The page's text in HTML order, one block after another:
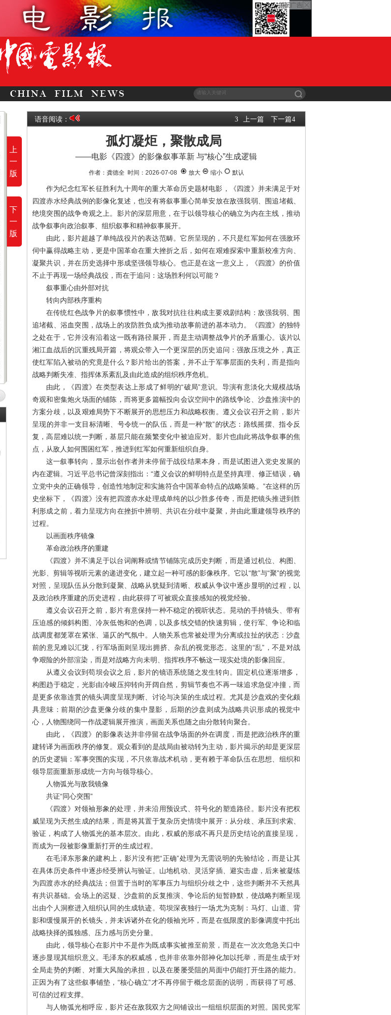
上
一
版
下
一
版
语音阅读： 3 上一篇 下一篇4
孤灯凝炬，聚散成局
——电影《四渡》的影像叙事革新 与“核心”生成逻辑
作者：龚德全 时间：2026-07-08 放大 缩小 默认
作为纪念红军长征胜利九十周年的重大革命历史题材电影，《四渡》并未满足于对
四渡赤水经典战例的影像化复述，也没有将叙事重心简单安放在敌强我弱、围追堵截、
绝境突围的战争奇观之上。影片的深层用意，在于以领导核心的确立为内在主线，推动
战争叙事向政治叙事、组织叙事和精神叙事展开。
由此，影片超越了单纯战役片的表达范畴。它所呈现的，不只是红军如何在强敌环
伺中赢得战略主动，更是中国革命在重大挫折之后，如何在艰难探索中重新校准方向、
凝聚共识，并在历史选择中形成坚强领导核心。也正是在这一意义上，《四渡》的价值
不止于再现一场经典战役，而在于追问：这场胜利何以可能？
叙事重心由外部对抗
转向内部秩序重构
在传统红色战争片的叙事惯性中，敌我对抗往往构成主要戏剧结构：敌强我弱、围
追堵截、浴血突围，战场上的攻防胜负成为推动故事前进的基本动力。《四渡》的独特
之处在于，它并没有沿着这一既有路径展开，而是主动调整战争片的矛盾重心。该片以
湘江血战后的沉重残局开篇，将观众带入一个更深层的历史追问：强敌压境之外，真正
使红军陷入被动的究竟是什么？影片给出的答案，并不止于军事层面的失利，而是指向
战略判断失准、指挥体系紊乱及由此造成的组织秩序危机。
由此，《四渡》在类型表达上形成了鲜明的“破局”意识。导演有意淡化大规模战场
奇观和密集炮火场面的铺陈，而将更多篇幅投向会议空间中的路线争论、沙盘推演中的
方案分歧，以及艰难局势下不断展开的思想压力和战略权衡。遵义会议召开之前，影片
呈现的并非一支目标清晰、号令统一的队伍，而是一种“散”的状态：路线摇摆、指令反
复，高层难以统一判断，基层只能在频繁变化中被迫应对。影片也由此将战争叙事的焦
点，从敌人如何围困红军，推进到红军如何重新组织自身。
这一叙事转向，显示出创作者并未停留于战役结果本身，而是试图进入党史发展的
内在逻辑。习近平总书记曾深刻指出：“遵义会议的鲜明特点是坚持真理、修正错误，确
立党中央的正确领导，创造性地制定和实施符合中国革命特点的战略策略。”在这样的历
史坐标下，《四渡》没有把四渡赤水处理成单纯的以少胜多传奇，而是把镜头推进到胜
利形成之前，着力呈现方向在挫折中辨明、共识在分歧中凝聚，并由此重建领导秩序的
过程。
以画面秩序镜像
革命政治秩序的重建
《四渡》并不满足于以台词阐释或情节铺陈完成历史判断，而是通过机位、构图、
光影、剪辑等视听元素的递进变化，建立起一种可感的影像秩序。它以“散”与“聚”的视觉
对照，呈现队伍从分散到凝聚、战略从犹疑到清晰、权威从争议中逐步显明的过程，以
及政治秩序重建的历史进程，由此获得了可被观众直接感知的视觉经验。
遵义会议召开之前，影片有意保持一种不稳定的视听状态。晃动的手持镜头、带有
压迫感的倾斜构图、冷灰低饱和的色调，以及多线交错的快速剪辑，使行军、争论和临
战调度都笼罩在紧张、逼仄的气氛中。人物关系也常被处理为分离或拉扯的状态：沙盘
前的意见难以汇拢，行军场面则呈现出拥挤、杂乱的视觉形态。这里的“乱”，不是对战
争艰险的外部渲染，而是对战略方向未明、指挥秩序不畅这一现实处境的影像回应。
从遵义会议到苟坝会议之后，影片的镜语系统随之发生转向。固定机位逐渐增多，
构图趋于稳定，光影由冷峻压抑转向开阔自然，剪辑节奏也不再一味追求急促冲撞，而
是更多依靠连贯的镜头调度呈现判断、讨论与决策的生成过程。尤其是沙盘戏的变化颇
具意味：前期的沙盘更像分歧的集中显影，后期的沙盘则成为战略共识形成的视觉中
心，人物围绕同一作战逻辑展开推演，画面关系也随之由分散转向聚合。
由此，《四渡》的影像表达并非停留在战争场面的外在调度，而是把政治秩序的重
建转译为画面秩序的修复。观众看到的是战局由被动转为主动，影片揭示的却是更深层
的历史逻辑：军事突围的实现，不只依靠战术机动，更有赖于革命队伍在思想、组织和
领导层面重新形成统一方向与领导核心。
人物弧光与敌我镜像
共证“同心突围”
《四渡》对领袖形象的处理，并未沿用预设式、符号化的塑造路径。影片没有把权
威呈现为天然生成的结果，而是将其置于复杂历史情境中展开：从分歧、承压到求索、
验证，构成了人物弧光的基本层次。由此，权威的形成不再只是历史结论的直接呈现，
而成为一段被影像重新打开的生成过程。
在毛泽东形象的建构上，影片没有把“正确”处理为无需说明的先验结论，而是让其
在具体历史条件中逐步经受辨认与验证。山地机动、灵活穿插、避实击虚，后来被凝练
为四渡赤水的经典战法；但置于当时的军事压力与组织分歧之中，这些判断并不天然具
有共识基础。会场上的迟疑、沙盘前的反复推演、争论后的短暂静默，使战略判断呈现
出由个人洞察进入组织认同的生成轨迹。苟坝深夜独行一场尤为克制：马灯、山道、背
影和缓慢展开的长镜头，并未诉诸外在化的领袖光环，而是在低限度的影像调度中托出
战略抉择的孤独感、压力感与历史分量。
由此，领导核心在影片中不是作为既成事实被推至前景，而是在一次次危急关口中
逐步显现其组织意义。毛泽东的权威感，也并非依靠外部神化加以托举，而是生成于对
全局走势的判断、对重大风险的承担，以及在屡屡受阻的局面中仍能打开生路的能力。
正因为有了这些叙事铺垫，“核心确立”才不再停留于概念层面的说明，而获得了可感、
可信的过程支撑。
与人物弧光相呼应，影片还在敌我双方之间铺设出一组组织层面的对照。国民党军